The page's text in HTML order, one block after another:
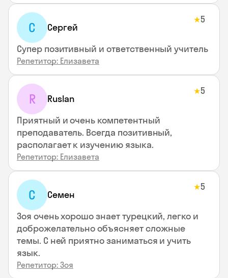
С Сергей
★5
Супер позитивный и ответственный учитель
Репетитор: Елизавета
R Ruslan
★5
Приятный и очень компетентный
преподаватель. Всегда позитивный,
располагает к изучению языка.
Репетитор: Елизавета
С Семен
★5
Зоя очень хорошо знает турецкий, легко и
доброжелательно объясняет сложные
темы. С ней приятно заниматься и учить
язык.
Репетитор: Зоя